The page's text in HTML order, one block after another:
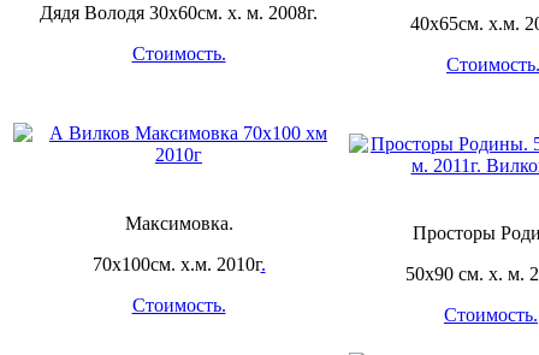
Дядя Володя 30х60см. х. м. 2008г.
Стоимость.
40х65см. х.м.
Стоимость.
Максимовка.
70х100см. х.м. 2010г.
Стоимость.
Просторы
50х90 см. х. м.
Стоимость.